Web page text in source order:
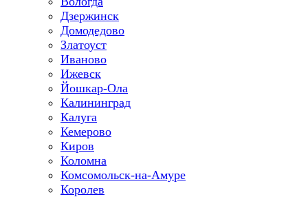
Дзержинск
Домодедово
Златоуст
Иваново
Ижевск
Йошкар-Ола
Калининград
Калуга
Кемерово
Киров
Коломна
Комсомольск-на-Амуре
Королев